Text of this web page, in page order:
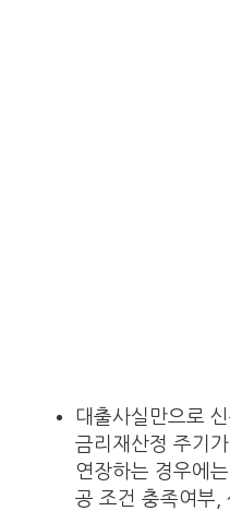
대출사실만으로
금리재산정 주기
연장하는 경우에
공 조건 충족여부,